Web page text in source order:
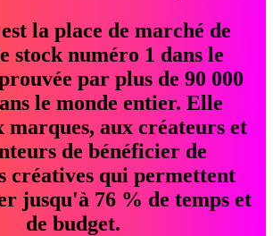
la place de marché de
stock numéro 1 dans le
par plus de 90 000
le monde entier. Elle
marques, aux créateurs et
de bénéficier de
créatives qui permettent
jusqu'à 76 % de temps et
de budget.